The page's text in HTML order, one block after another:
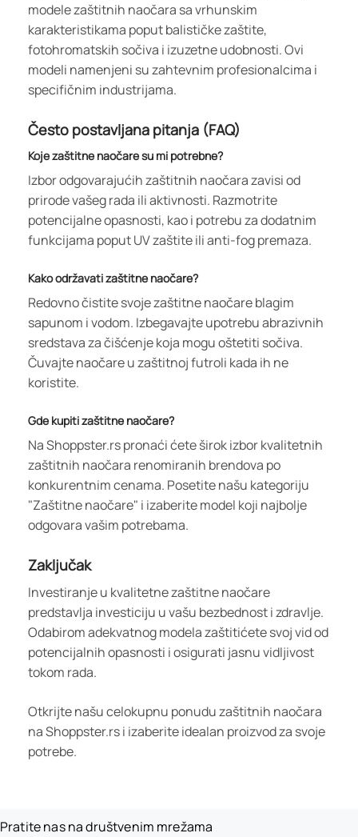
modele zaštitnih naočara sa vrhunskim
karakteristikama poput balističke zaštite,
fotohromatskih sočiva i izuzetne udobnosti. Ovi
modeli namenjeni su zahtevnim profesionalcima i
specifičnim industrijama.
Često postavljana pitanja (FAQ)
Koje zaštitne naočare su mi potrebne?
Izbor odgovarajućih zaštitnih naočara zavisi od
prirode vašeg rada ili aktivnosti. Razmotrite
potencijalne opasnosti, kao i potrebu za dodatnim
funkcijama poput UV zaštite ili anti-fog premaza.
Kako održavati zaštitne naočare?
Redovno čistite svoje zaštitne naočare blagim
sapunom i vodom. Izbegavajte upotrebu abrazivnih
sredstava za čišćenje koja mogu oštetiti sočiva.
Čuvajte naočare u zaštitnoj futroli kada ih ne
koristite.
Gde kupiti zaštitne naočare?
Na Shoppster.rs pronaći ćete širok izbor kvalitetnih
zaštitnih naočara renomiranih brendova po
konkurentnim cenama. Posetite našu kategoriju
"Zaštitne naočare" i izaberite model koji najbolje
odgovara vašim potrebama.
Zaključak
Investiranje u kvalitetne zaštitne naočare
predstavlja investiciju u vašu bezbednost i zdravlje.
Odabirom adekvatnog modela zaštitićete svoj vid od
potencijalnih opasnosti i osigurati jasnu vidljivost
tokom rada.
Otkrijte našu celokupnu ponudu zaštitnih naočara
na Shoppster.rs i izaberite idealan proizvod za svoje
potrebe.
Pratite nas na društvenim mrežama